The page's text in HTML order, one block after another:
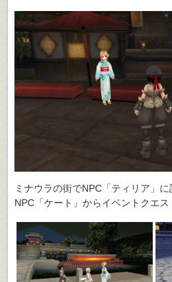
ミナウラの街でNPC「ティリア」
NPC「ケート」からイベントクエス